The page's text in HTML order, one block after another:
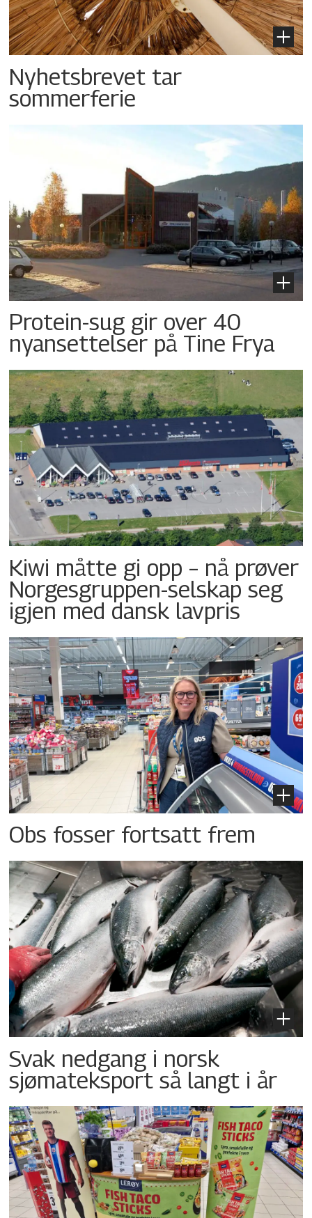
Nyhetsbrevet tar
sommerferie
Protein-sug gir over 40
nyansettelser på Tine Frya
Kiwi måtte gi opp – nå prøver
Norgesgruppen-selskap seg
igjen med dansk lavpris
Obs fosser fortsatt frem
Svak nedgang i norsk
sjømateksport så langt i år